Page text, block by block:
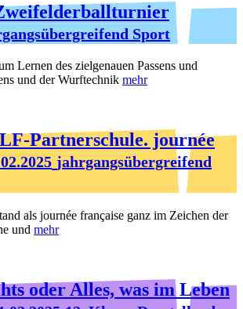
Sport
Lernen des zielgenauen Passens und
und der Wurftechnik mehr
Partnerschule. journée
jahrgangsübergreifend
als journée française ganz im Zeichen der
und mehr
oder Alles, was im Leben